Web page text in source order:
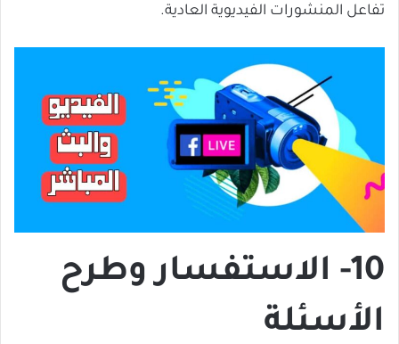
تفاعل المنشورات الفيديوية العادية.
10- الاستفسار وطرح
الأسئلة